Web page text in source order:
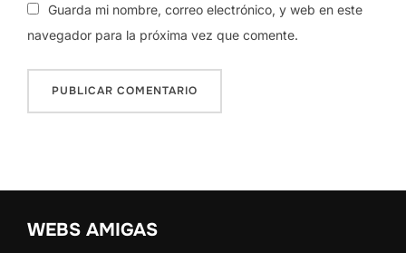
Guarda mi nombre, correo electrónico, y web en este
navegador para la próxima vez que comente.
WEBS AMIGAS